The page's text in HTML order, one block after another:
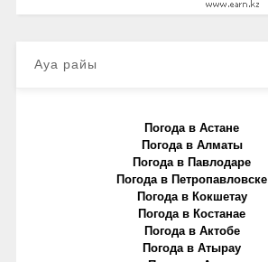
Ауа райы
Погода в Астане
Погода в Алматы
Погода в Павлодаре
Погода в Петропавловске
Погода в Кокшетау
Погода в Костанае
Погода в Актобе
Погода в Атырау